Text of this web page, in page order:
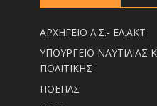
ΑΡΧΗΓΕΙΟ Λ.Σ.- ΕΛ.ΑΚΤ
ΥΠΟΥΡΓΕΙΟ ΝΑΥΤΙΛΙΑΣ
ΠΟΛΙΤΙΚΗΣ
ΠΟΕΠΛΣ